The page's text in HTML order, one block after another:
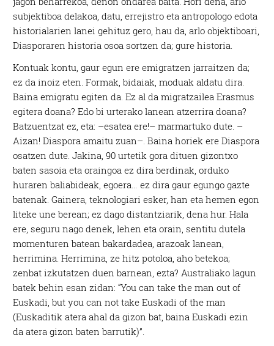
subjektiboa delakoa, datu, errejistro eta antropologo edota
historialarien lanei gehituz gero, hau da, arlo objektiboari,
Diasporaren historia osoa sortzen da; gure historia.
Kontuak kontu, gaur egun ere emigratzen jarraitzen da;
ez da inoiz eten. Formak, bidaiak, moduak aldatu dira.
Baina emigratu egiten da. Ez al da migratzailea Erasmus
egitera doana? Edo bi urterako lanean atzerrira doana?
Batzuentzat ez, eta: –esatea ere!– marmartuko dute. –
Aizan! Diaspora amaitu zuan–. Baina horiek ere Diaspora
osatzen dute. Jakina, 90 urtetik gora dituen gizontxo
baten sasoia eta oraingoa ez dira berdinak, orduko
huraren baliabideak, egoera… ez dira gaur egungo gazte
batenak. Gainera, teknologiari esker, han eta hemen egon
liteke une berean; ez dago distantziarik, dena hur. Hala
ere, seguru nago denek, lehen eta orain, sentitu dutela
momenturen batean bakardadea, arazoak lanean,
herrimina. Herrimina, ze hitz potoloa, aho betekoa;
zenbat izkutatzen duen barnean, ezta? Australiako lagun
batek behin esan zidan: “You can take the man out of
Euskadi, but you can not take Euskadi of the man
(Euskaditik atera ahal da gizon bat, baina Euskadi ezin
da atera gizon baten barrutik)”.